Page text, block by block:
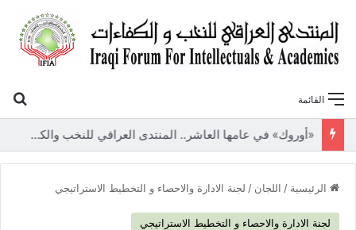
القائمة
«أوروك» في عامها العاشر.. المنتدى العراقي للنخب والكفاءات يصدر عددًا جديدًا ببحوث علمية تعالج قضايا الاقتصاد والطاقة
الرئيسية / اللجان / لجنة الادارة والاحصاء و التخطيط الاستراتيجي
لجنة الادارة والاحصاء و التخطيط الاستراتيجي